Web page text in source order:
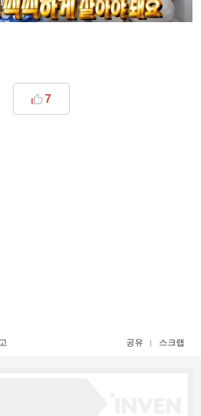
7
공유 스크랩